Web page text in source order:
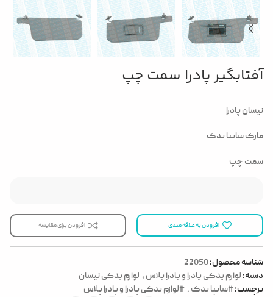
آفتابگیر پادرا سمت چپ
نیسان پادرا
مارک سایپا یدک
سمت چپ
افزودن به علاقه مندی افزودن برای مقایسه
شناسه محصول:22050
دسته: لوازم یدکی پادرا و پادرا پلاس , لوازم یدکی نیسان
برچسب:#سایپا یدک , #لوازم یدکی پادرا و پادرا پلاس